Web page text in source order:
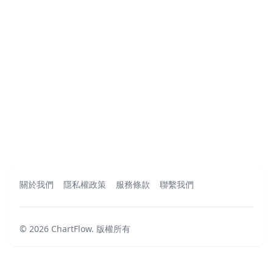
關於我們 隱私權政策 服務條款 聯繫我們
© 2026 ChartFlow. 版權所有